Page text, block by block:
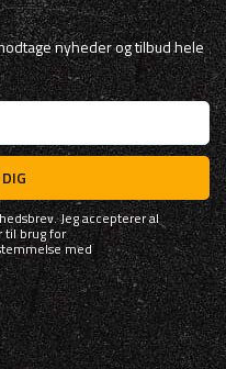
nyheder og tilbud hele
Jeg accepterer al
til brug for
med